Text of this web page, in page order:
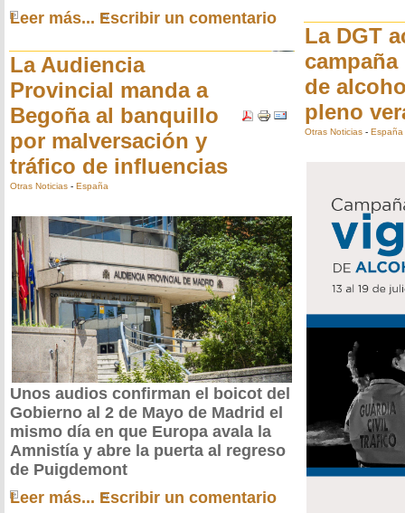
Leer más... Escribir un comentario
La Audiencia
Provincial manda a
Begoña al banquillo
por malversación y
tráfico de influencias
Otras Noticias - España
Unos audios confirman el boicot del
Gobierno al 2 de Mayo de Madrid el
mismo día en que Europa avala la
Amnistía y abre la puerta al regreso
de Puigdemont
Leer más... Escribir un comentario
La DGT
de
pleno
Otras Noticias - España